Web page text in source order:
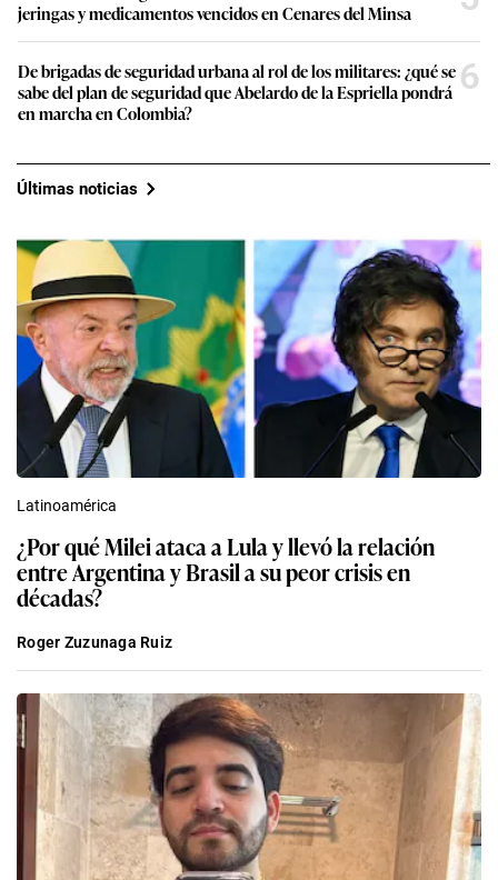
jeringas y medicamentos vencidos en Cenares del Minsa
De brigadas de seguridad urbana al rol de los militares: ¿qué se
sabe del plan de seguridad que Abelardo de la Espriella pondrá
en marcha en Colombia?
6
Últimas noticias
Latinoamérica
¿Por qué Milei ataca a Lula y llevó la relación
entre Argentina y Brasil a su peor crisis en
décadas?
Roger Zuzunaga Ruiz